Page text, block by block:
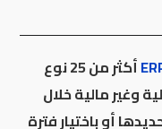
أكثر من 25 نوع
وغير مالية خلال
أو باختيار فترة